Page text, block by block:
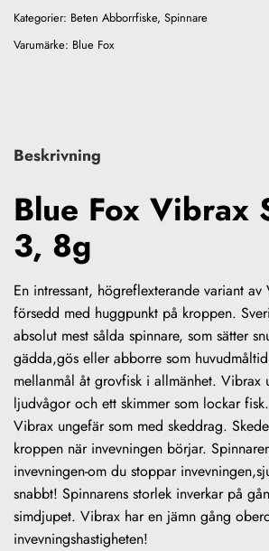
Kategorier: Beten Abborrfiske, Spinnare
Varumärke: Blue Fox
Beskrivning
Blue Fox Vibrax
3, 8g
En intressant, högreflexterande variant av
försedd med huggpunkt på kroppen.
absolut mest sålda spinnare, som sätter
gädda,gös eller abborre som
mellanmål åt grovfisk i allmänhet. Vibrax
ljudvågor och ett skimmer som lockar
Vibrax ungefär som med skeddrag.
kroppen när invevningen börjar.
invevningen-om du stoppar
snabbt! Spinnarens storlek inverkar på
simdjupet. Vibrax har en jämn gång
invevningshastigheten!